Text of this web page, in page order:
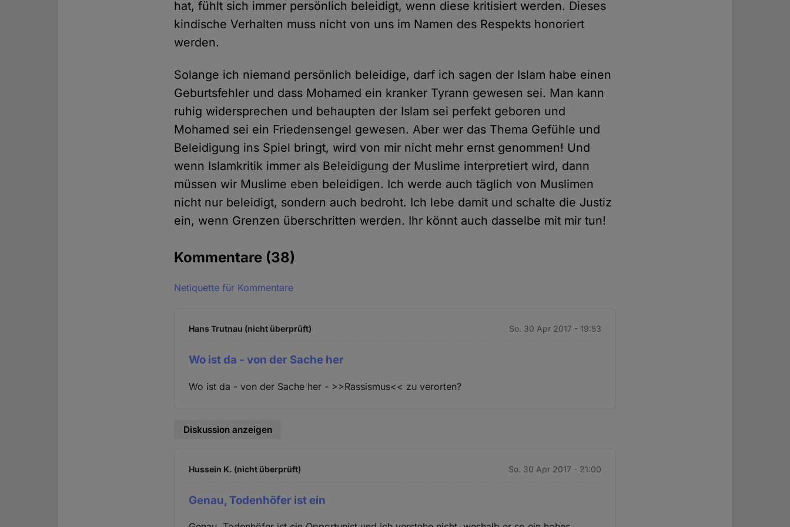
hat, fühlt sich immer persönlich beleidigt, wenn diese kritisiert werden. Dieses
kindische Verhalten muss nicht von uns im Namen des Respekts honoriert
werden.
Solange ich niemand persönlich beleidige, darf ich sagen der Islam habe einen
Geburtsfehler und dass Mohamed ein kranker Tyrann gewesen sei. Man kann
ruhig widersprechen und behaupten der Islam sei perfekt geboren und
Mohamed sei ein Friedensengel gewesen. Aber wer das Thema Gefühle und
Beleidigung ins Spiel bringt, wird von mir nicht mehr ernst genommen! Und
wenn Islamkritik immer als Beleidigung der Muslime interpretiert wird, dann
müssen wir Muslime eben beleidigen. Ich werde auch täglich von Muslimen
nicht nur beleidigt, sondern auch bedroht. Ich lebe damit und schalte die Justiz
ein, wenn Grenzen überschritten werden. Ihr könnt auch dasselbe mit mir tun!
Kommentare (38)
Netiquette für Kommentare
Hans Trutnau (nicht überprüft) So. 30 Apr 2017 - 19:53
Wo ist da - von der Sache her
Wo ist da - von der Sache her - >>Rassismus<< zu verorten?
Diskussion anzeigen
Hussein K. (nicht überprüft) So. 30 Apr 2017 - 21:00
Genau, Todenhöfer ist ein